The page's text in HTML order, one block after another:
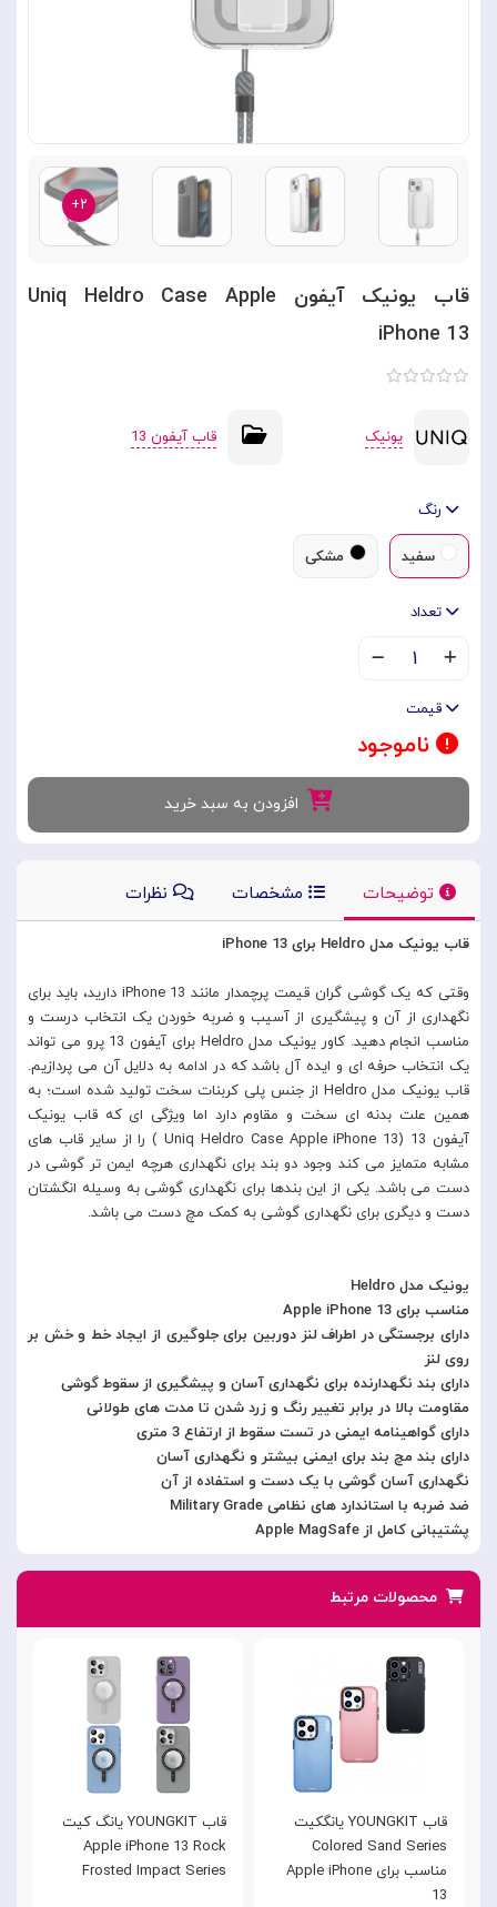
۲+
قاب یونیک آیفون Uniq Heldro Case Apple
iPhone 13
یونیک قاب آیفون 13
رنگ
سفید مشکی
تعداد
۱
قیمت
ناموجود
افزودن به سبد خرید
توضیحات مشخصات نظرات
قاب یونیک مدل Heldro برای iPhone 13
وقتی که یک گوشی گران قیمت پرچمدار مانند iPhone 13 دارید، باید برای
نگهداری از آن و پیشگیری از آسیب و ضربه خوردن یک انتخاب درست و
مناسب انجام دهید. کاور یونیک مدل Heldro برای آیفون 13 پرو می تواند
یک انتخاب حرفه ای و ایده آل باشد که در ادامه به دلایل آن می پردازیم.
قاب یونیک مدل Heldro از جنس پلی کربنات سخت تولید شده است؛ به
همین علت بدنه ای سخت و مقاوم دارد اما ویژگی ای که قاب یونیک
آیفون 13 (Uniq Heldro Case Apple iPhone 13 ) را از سایر قاب های
مشابه متمایز می کند وجود دو بند برای نگهداری هرچه ایمن تر گوشی در
دست می باشد. یکی از این بندها برای نگهداری گوشی به وسیله انگشتان
دست و دیگری برای نگهداری گوشی به کمک مچ دست می باشد.
یونیک مدل Heldro
مناسب برای Apple iPhone 13
دارای برجستگی در اطراف لنز دوربین برای جلوگیری از ایجاد خط و خش بر
روی لنز
دارای بند نگهدارنده برای نگهداری آسان و پیشگیری از سقوط گوشی
مقاومت بالا در برابر تغییر رنگ و زرد شدن تا مدت های طولانی
دارای گواهینامه ایمنی در تست سقوط از ارتفاع 3 متری
دارای بند مچ بند برای ایمنی بیشتر و نگهداری آسان
نگهداری آسان گوشی با یک دست و استفاده از آن
ضد ضربه با استاندارد های نظامی Military Grade
پشتیبانی کامل از Apple MagSafe
محصولات مرتبط
قاب YOUNGKIT یانگ کیت
Apple iPhone 13 Rock
Frosted Impact Series
قاب YOUNGKIT یانگکیت
Colored Sand Series
مناسب برای Apple iPhone
13